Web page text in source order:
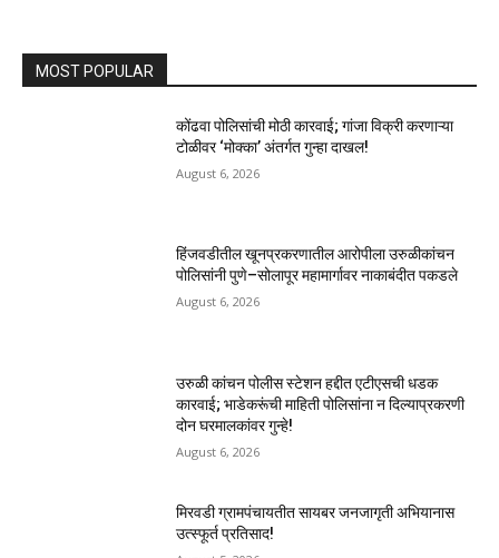
MOST POPULAR
कोंढवा पोलिसांची मोठी कारवाई; गांजा विक्री करणाऱ्या
टोळीवर ‘मोक्का’ अंतर्गत गुन्हा दाखल!
August 6, 2026
हिंजवडीतील खूनप्रकरणातील आरोपीला उरुळीकांचन
पोलिसांनी पुणे–सोलापूर महामार्गावर नाकाबंदीत पकडले
August 6, 2026
उरुळी कांचन पोलीस स्टेशन हद्दीत एटीएसची धडक
कारवाई; भाडेकरूंची माहिती पोलिसांना न दिल्याप्रकरणी
दोन घरमालकांवर गुन्हे!
August 6, 2026
मिरवडी ग्रामपंचायतीत सायबर जनजागृती अभियानास
उत्स्फूर्त प्रतिसाद!